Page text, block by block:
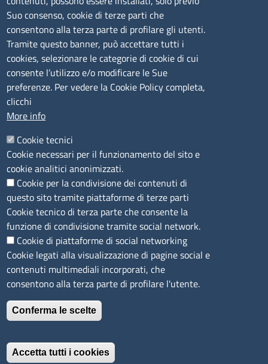
- 17,00
CONTATTI
Camera di Commercio, Industria, Artigianato e
Agricoltura di Sassari
PEC
P.IVA01047570906
Codice Fiscale
Codice Univoco per le fatture elettroniche: UFPXFS
LINK UTILI
Segnalazione di illecito
Amministrazione Trasparente
Accesso riservato
Dichiarazione di accessibilità
Mappa del sito
È un servizio realizzato da
Suo consenso, cookie di terze parti che
consentono alla terza parte di profilare gli utenti.
Tramite questo banner, può accettare tutti i
cookies, selezionare le categorie di cookie di cui
consente l’utilizzo e/o modificare le Sue
preferenze. Per vedere la Cookie Policy completa,
clicchi
More info
Cookie tecnici
Cookie necessari per il funzionamento del sito e
cookie analitici anonimizzati.
Cookie per la condivisione dei contenuti di
questo sito tramite piattaforme di terze parti
Cookie tecnico di terza parte che consente la
funzione di condivisione tramite social network.
Cookie di piattaforme di social networking
Cookie legati alla visualizzazione di pagine social e
contenuti multimediali incorporati, che
consentono alla terza parte di profilare l'utente.
Conferma le scelte
Accetta tutti i cookies